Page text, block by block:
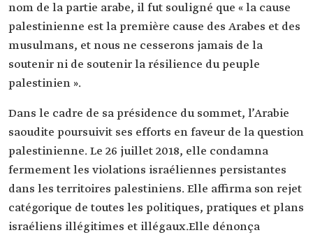
nom de la partie arabe, il fut souligné que « la cause
palestinienne est la première cause des Arabes et des
musulmans, et nous ne cesserons jamais de la
soutenir ni de soutenir la résilience du peuple
palestinien ».
Dans le cadre de sa présidence du sommet, l’Arabie
saoudite poursuivit ses efforts en faveur de la question
palestinienne. Le 26 juillet 2018, elle condamna
fermement les violations israéliennes persistantes
dans les territoires palestiniens. Elle affirma son rejet
catégorique de toutes les politiques, pratiques et plans
israéliens illégitimes et illégaux.Elle dénonça